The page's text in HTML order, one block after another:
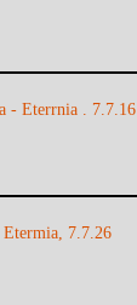
- Eterrnia . 7.7.16
7.7.26